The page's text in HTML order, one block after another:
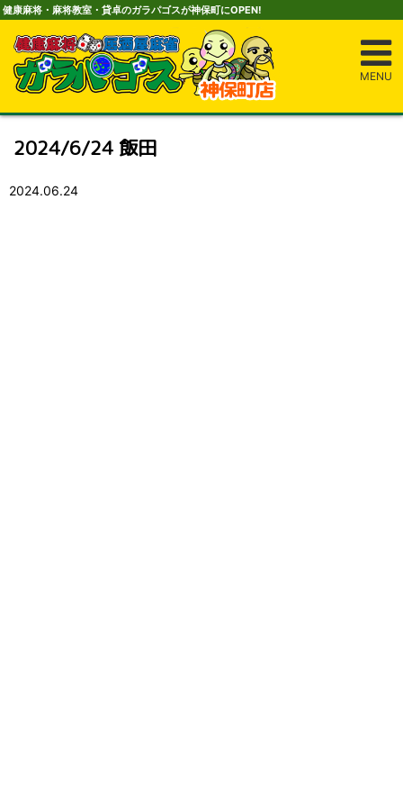
健康麻将・麻将教室・貸卓のガラパゴスが神保町にOPEN!
MENU
2024/6/24 飯田
2024.06.24